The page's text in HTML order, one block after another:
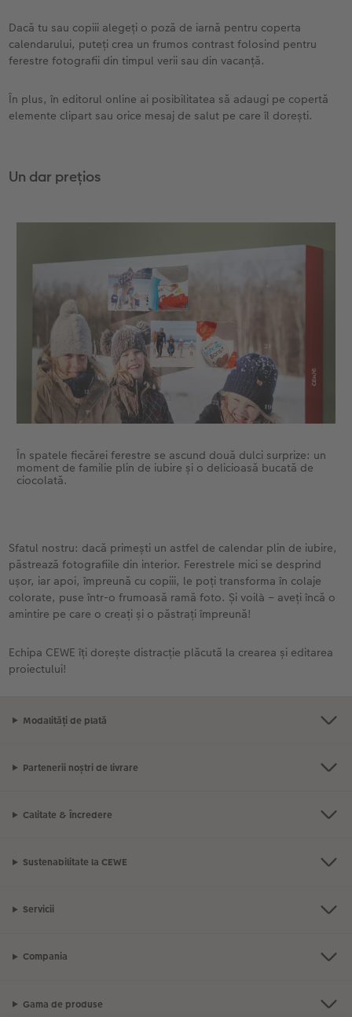
Dacă tu sau copiii alegeți o poză de iarnă pentru coperta
calendarului, puteți crea un frumos contrast folosind pentru
ferestre fotografii din timpul verii sau din vacanță.
În plus, în editorul online ai posibilitatea să adaugi pe copertă
elemente clipart sau orice mesaj de salut pe care îl dorești.
Un dar prețios
În spatele fiecărei ferestre se ascund două dulci surprize: un
moment de familie plin de iubire și o delicioasă bucată de
ciocolată.
Sfatul nostru: dacă primești un astfel de calendar plin de iubire,
păstrează fotografiile din interior. Ferestrele mici se desprind
ușor, iar apoi, împreună cu copiii, le poți transforma în colaje
colorate, puse într-o frumoasă ramă foto. Și voilà – aveți încă o
amintire pe care o creați și o păstrați împreună!
Echipa CEWE îți dorește distracție plăcută la crearea și editarea
proiectului!
Modalități de plată
Partenerii noștri de livrare
Calitate & Încredere
Sustenabilitate la CEWE
Servicii
Compania
Gama de produse